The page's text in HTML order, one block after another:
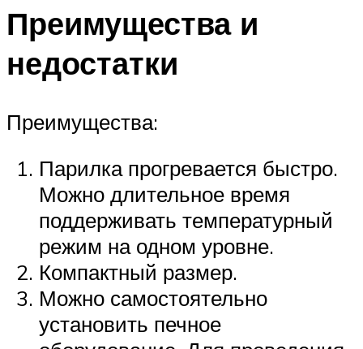
Преимущества и
недостатки
Преимущества:
Парилка прогревается быстро.
Можно длительное время
поддерживать температурный
режим на одном уровне.
Компактный размер.
Можно самостоятельно
установить печное